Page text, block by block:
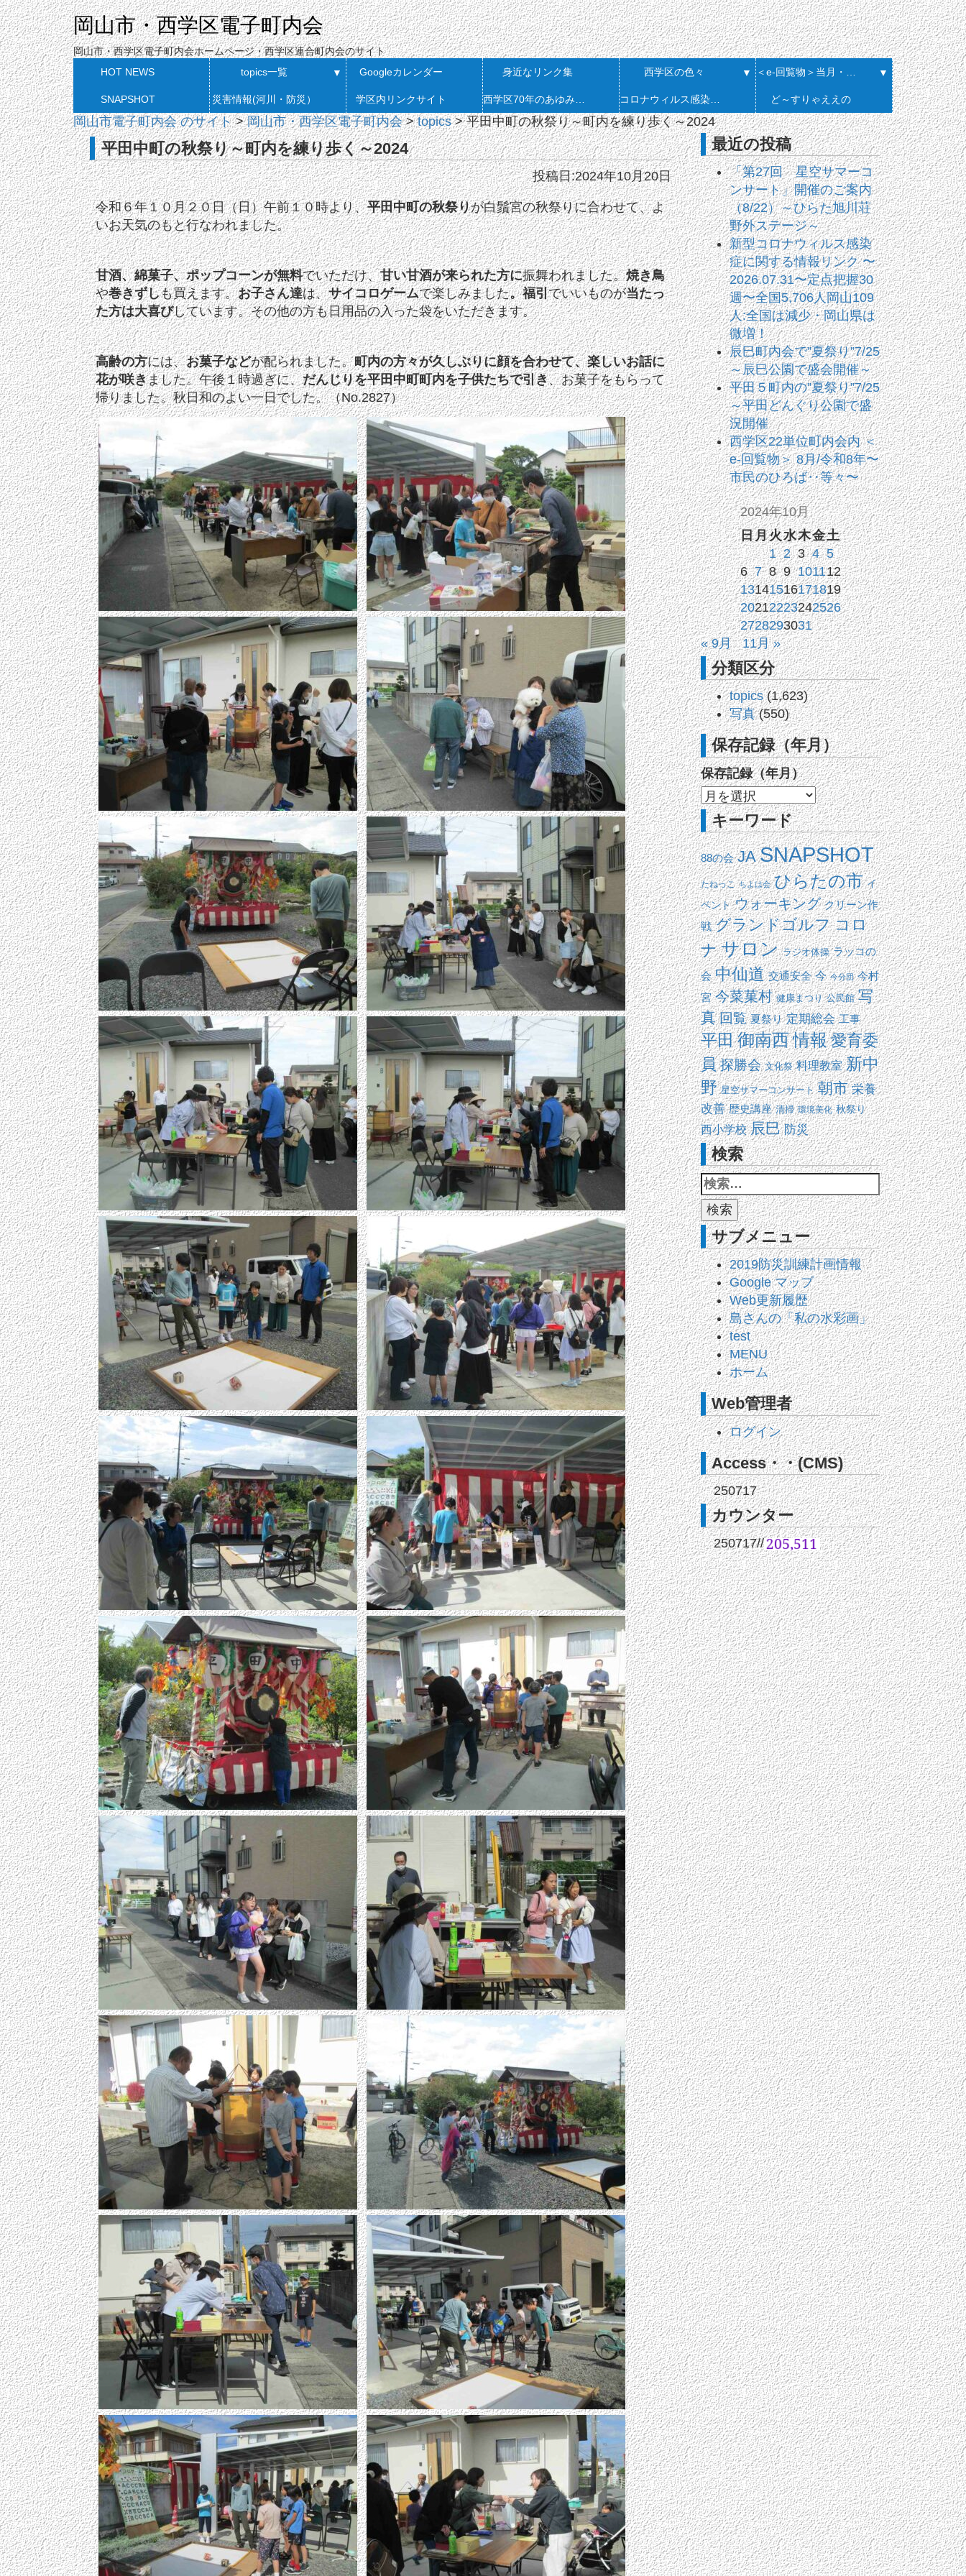
岡山市・西学区電子町内会
岡山市・西学区電子町内会ホームページ・西学区連合町内会のサイト
HOT NEWS
topics一覧 ▼ Googleカレンダー 身近なリンク集 西学区の色々 ▼ ▼
SNAPSHOT 災害情報(河川・防災） 学区内リンクサイト ど～すりゃええの
岡山市電子町内会 のサイト>岡山市・西学区電子町内会>topics>平田中町の秋祭り～町内を練り歩く～2024
平田中町の秋祭り～町内を練り歩く～2024
投稿日:2024年10月20日
令和６年１０月２０日（日）午前１０時より、平田中町の秋祭りが白鬚宮の秋祭りに合わせて、よ
いお天気のもと行なわれました。
甘酒、綿菓子、ポップコーンが無料でいただけ、甘い甘酒が来られた方に振舞われました。焼き鳥
や巻きずしも買えます。お子さん達は、サイコロゲームで楽しみました。福引でいいものが当たっ
た方は大喜びしています。その他の方も日用品の入った袋をいただきます。
高齢の方には、お菓子などが配られました。町内の方々が久しぶりに顔を合わせて、楽しいお話に
花が咲きました。午後１時過ぎに、だんじりを平田中町町内を子供たちで引き、お菓子をもらって
帰りました。秋日和のよい一日でした。（No.2827）
最近の投稿
「第27回 星空サマーコ
ンサート」開催のご案内
（8/22）～ひらた旭川荘
野外ステージ～
新型コロナウィルス感染
症に関する情報リンク 〜
2026.07.31〜定点把握30
週〜全国5,706人岡山109
人:全国は減少・岡山県は
微増！
辰巳町内会で”夏祭り”7/25
～辰巳公園で盛会開催～
平田５町内の”夏祭り”7/25
～平田どんぐり公園で盛
況開催
西学区22単位町内会内 ＜
e-回覧物＞ 8月/令和8年〜
市民のひろば‥等々〜
2024年10月
日月火水木金土
1 2 3 4 5
6 7 8 9 101112
13141516171819
20212223242526
2728293031
« 9月
11月 »
分類区分
topics(1,623)
写真(550)
保存記録（年月）
保存記録（年月）
キーワード
88の会 JA SNAPSHOT
たねっこ ちよは会 ひらたの市 イ
ベント ウォーキング クリーン作
戦 グランドゴルフ コロ
ナ サロン ラジオ体操 ラッコの
会 中仙道 交通安全 今 今分団 今村
宮 今菜菓村 健康まつり 公民館 写
真 回覧 夏祭り 定期総会 工事
平田御南西情報 愛育委
員 探勝会 文化祭 料理教室 新中
野 星空サマーコンサート 朝市 栄養
改善 歴史講座 清掃 環境美化 秋祭り
西小学校 辰巳 防災
検索
サブメニュー
2019防災訓練計画情報
Google マップ
Web更新履歴
島さんの「私の水彩画」
test
MENU
ホーム
Web管理者
ログイン
Access・・(CMS)
250717
カウンター
250717//